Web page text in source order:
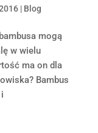
| Blog
mogą
w wielu
ma on dla
Bambus